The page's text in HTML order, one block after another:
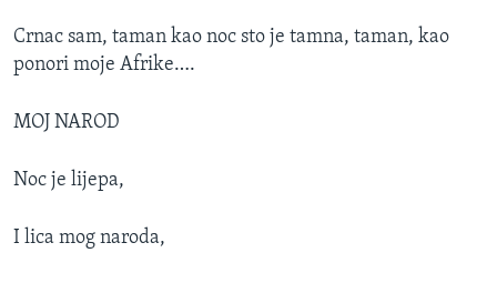
Crnac sam, taman kao noc sto je tamna, taman, kao
ponori moje Afrike….
MOJ NAROD
Noc je lijepa,
I lica mog naroda,